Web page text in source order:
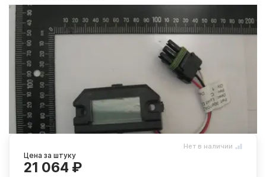
Нет в наличии
Цена за штуку
21 064 ₽